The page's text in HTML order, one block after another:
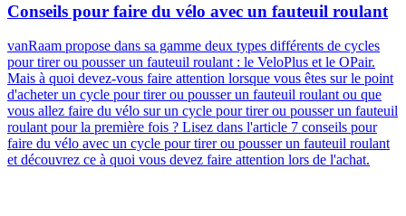
Conseils pour faire du vélo avec un fauteuil roulant
vanRaam propose dans sa gamme deux types différents de cycles
pour tirer ou pousser un fauteuil roulant : le VeloPlus et le OPair.
Mais à quoi devez-vous faire attention lorsque vous êtes sur le point
d'acheter un cycle pour tirer ou pousser un fauteuil roulant ou que
vous allez faire du vélo sur un cycle pour tirer ou pousser un fauteuil
roulant pour la première fois ? Lisez dans l'article 7 conseils pour
faire du vélo avec un cycle pour tirer ou pousser un fauteuil roulant
et découvrez ce à quoi vous devez faire attention lors de l'achat.